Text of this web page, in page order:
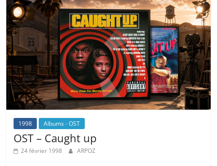
1998 Albums - OST
OST – Caught up
24 février 1998 ARPOZ